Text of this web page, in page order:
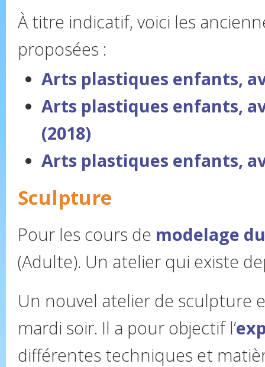
À titre indicatif, voici les
proposées :
Arts plastiques enfants,
Arts plastiques enfants,
(2018)
Arts plastiques enfants,
Sculpture
Pour les cours de modelage
(Adulte). Un atelier qui existe
Un nouvel atelier de sculpture
mardi soir. Il a pour objectif l’
différentes techniques et